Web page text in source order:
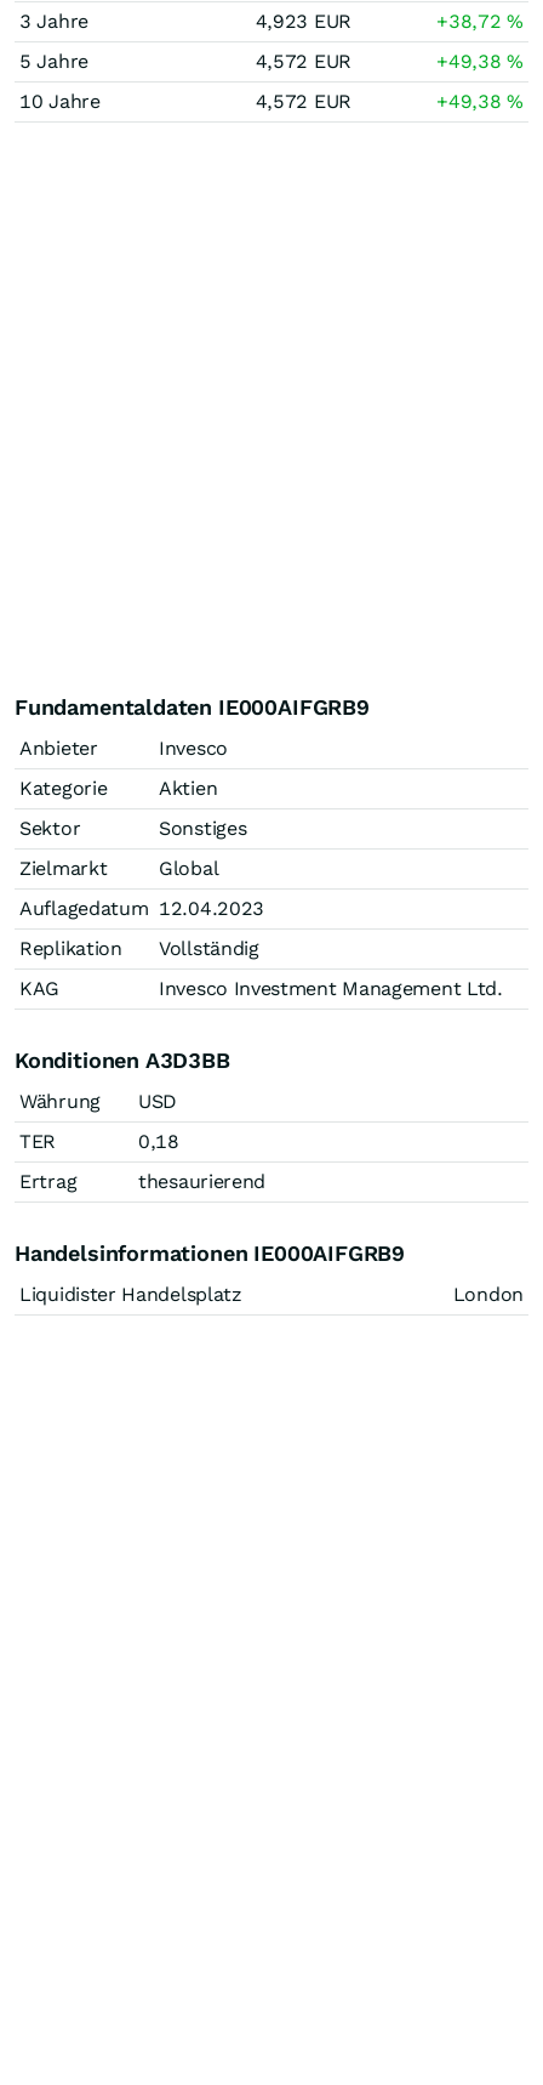
3 Jahre 4,923 EUR +38,72%
5 Jahre
4,572 EUR +49,38%
10 Jahre
4,572 EUR +49,38%
Fundamentaldaten IE000AIFGRB9
Anbieter
Invesco
Kategorie
Aktien
Sektor
Sonstiges
Zielmarkt
Global
Auflagedatum 12.04.2023
Replikation
Vollständig
KAG
Invesco Investment Management Ltd.
Konditionen A3D3BB
Währung
USD
TER
0,18
Ertrag
thesaurierend
Handelsinformationen IE000AIFGRB9
Liquidister Handelsplatz London